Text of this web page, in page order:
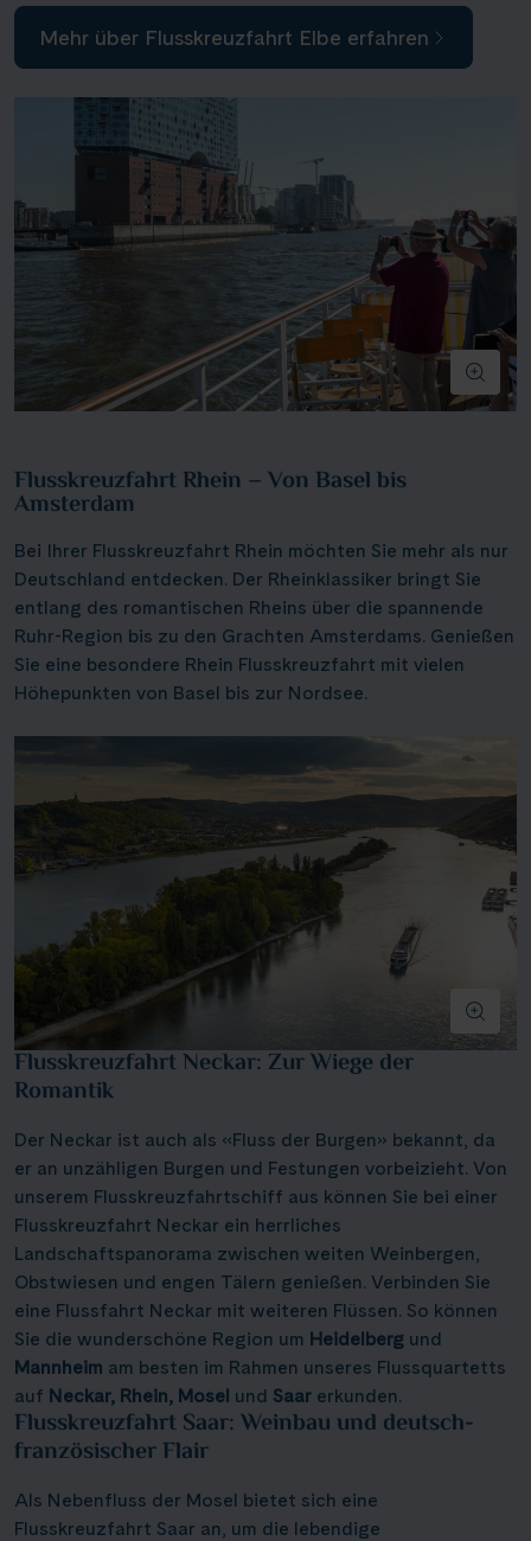
Mehr über Flusskreuzfahrt Elbe erfahren
Flusskreuzfahrt Rhein – Von Basel bis
Amsterdam
Bei Ihrer Flusskreuzfahrt Rhein möchten Sie mehr als nur
Deutschland entdecken. Der Rheinklassiker bringt Sie
entlang des romantischen Rheins über die spannende
Ruhr-Region bis zu den Grachten Amsterdams. Genießen
Sie eine besondere Rhein Flusskreuzfahrt mit vielen
Höhepunkten von Basel bis zur Nordsee.
Flusskreuzfahrt Neckar: Zur Wiege der
Romantik
Der Neckar ist auch als «Fluss der Burgen» bekannt, da
er an unzähligen Burgen und Festungen vorbeizieht. Von
unserem Flusskreuzfahrtschiff aus können Sie bei einer
Flusskreuzfahrt Neckar ein herrliches
Landschaftspanorama zwischen weiten Weinbergen,
Obstwiesen und engen Tälern genießen. Verbinden Sie
eine Flussfahrt Neckar mit weiteren Flüssen. So können
Sie die wunderschöne Region um Heidelberg und
Mannheim am besten im Rahmen unseres Flussquartetts
auf Neckar, Rhein, Mosel und Saar erkunden.
Flusskreuzfahrt Saar: Weinbau und deutsch-
französischerFlair
Als Nebenfluss der Mosel bietet sich eine
Flusskreuzfahrt Saar an, um die lebendige